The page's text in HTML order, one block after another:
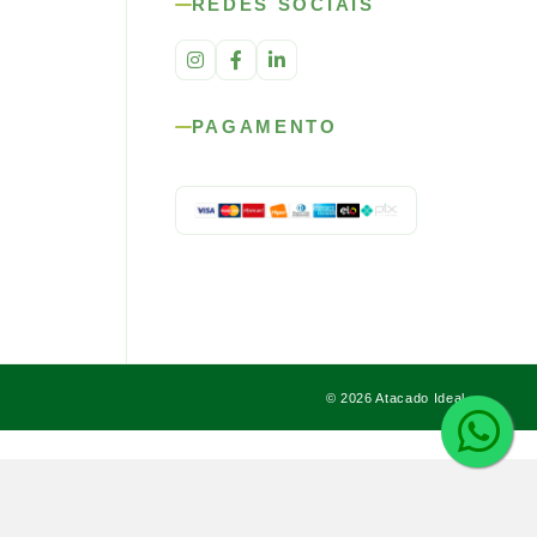
REDES SOCIAIS
PAGAMENTO
© 2026 Atacado Ideal